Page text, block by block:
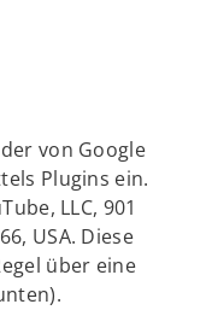
von Google
Plugins ein.
LLC, 901
USA. Diese
über eine